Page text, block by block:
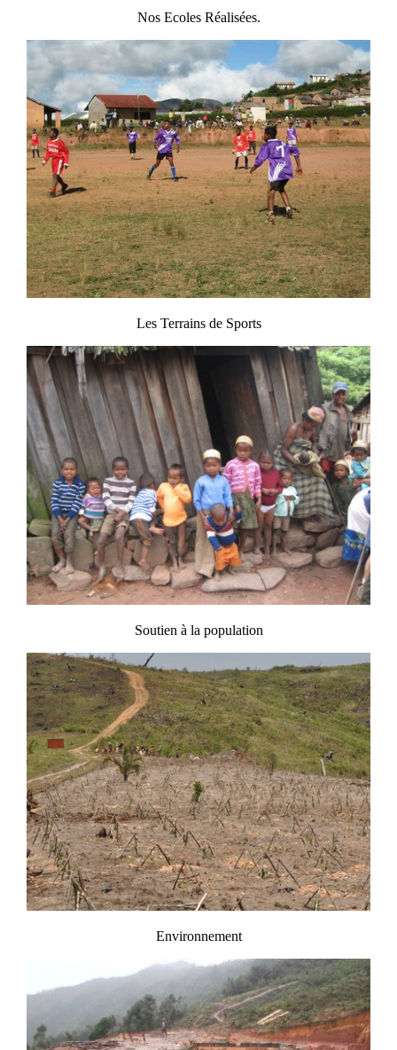
Nos Ecoles Réalisées.
Les Terrains de Sports
Soutien à la population
Environnement